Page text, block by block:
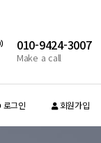
010-9424-3007
Make a call
로그인 회원가입